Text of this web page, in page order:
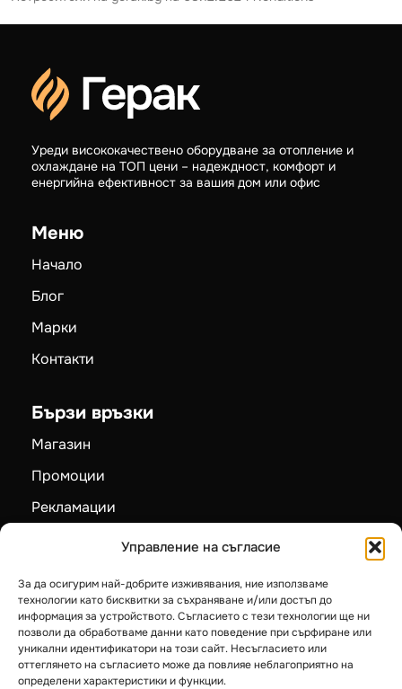
Управление на съгласие
За да осигурим най-добрите изживявания, ние използваме
технологии като бисквитки за съхраняване и/или достъп до
информация за устройството. Съгласието с тези технологии ще ни
позволи да обработваме данни като поведение при сърфиране или
уникални идентификатори на този сайт. Несъгласието или
оттеглянето на съгласието може да повлияе неблагоприятно на
определени характеристики и функции.
Уреди висококачествено оборудване за отопление и
охлаждане на ТОП цени – надеждност, комфорт и
енергийна ефективност за вашия дом или офис
Меню
Начало
Блог
Марки
Контакти
Бързи връзки
Магазин
Промоции
Рекламации
Карта на сайта
Категории
Пелетни камини
Камини на дърва